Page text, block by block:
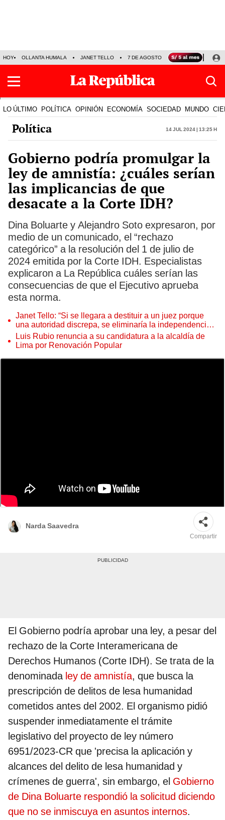
HOY OLLANTA HUMALA JANET TELLO 7 DE AGOSTO TINKA RESULTADOS
LO ÚLTIMO POLÍTICA OPINIÓN ECONOMÍA SOCIEDAD MUNDO
Política 14 Jul 2024 | 13:25 h
Gobierno podría promulgar la
ley de amnistía: ¿cuáles serían
las implicancias de que
desacate a la Corte IDH?
Dina Boluarte y Alejandro Soto expresaron, por
medio de un comunicado, el “rechazo
categórico” a la resolución del 1 de julio de
2024 emitida por la Corte IDH. Especialistas
explicaron a La República cuáles serían las
consecuencias de que el Ejecutivo aprueba
esta norma.
Janet Tello: “Si se llegara a destituir a un juez porque
una autoridad discrepa, se eliminaría la independencia
judicial”
Luis Rubio renuncia a su candidatura a la alcaldía de
Lima por Renovación Popular
El Ministerio de Justicia ya tendría elaborado un borrador de la normativa
que aprobaría la promulgación de la Ley de Amnistía. Foto: composición
LR/Dina Boluarte/Congreso de la República
Narda Saavedra
Compartir
El Gobierno podría aprobar una ley, a pesar del
rechazo de la Corte Interamericana de
Derechos Humanos (Corte IDH). Se trata de la
denominada ley de amnistía, que busca la
prescripción de delitos de lesa humanidad
cometidos antes del 2002. El organismo pidió
suspender inmediatamente el trámite
legislativo del proyecto de ley número
6951/2023-CR que 'precisa la aplicación y
alcances del delito de lesa humanidad y
crímenes de guerra', sin embargo, el Gobierno
de Dina Boluarte respondió la solicitud diciendo
que no se inmiscuya en asuntos internos.